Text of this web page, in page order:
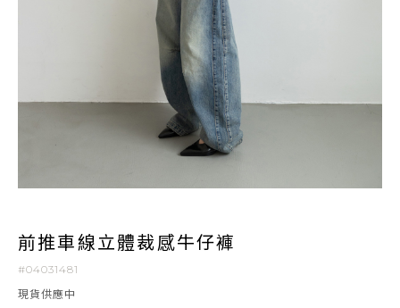
前推車線立體裁感牛仔褲
#04031481
現貨供應中